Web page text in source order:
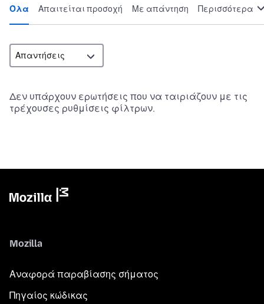
Όλα Απαιτείται προσοχή Με απάντηση Περισσότερα
Δεν υπάρχουν ερωτήσεις που να ταιριάζουν με τις
τρέχουσες ρυθμίσεις φίλτρων.
Mozilla
Αναφορά παραβίασης σήματος
Πηγαίος κώδικας